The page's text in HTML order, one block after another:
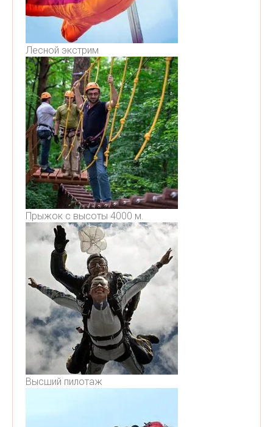
Лесной экстрим
Прыжок с высоты 4000 м.
Высший пилотаж